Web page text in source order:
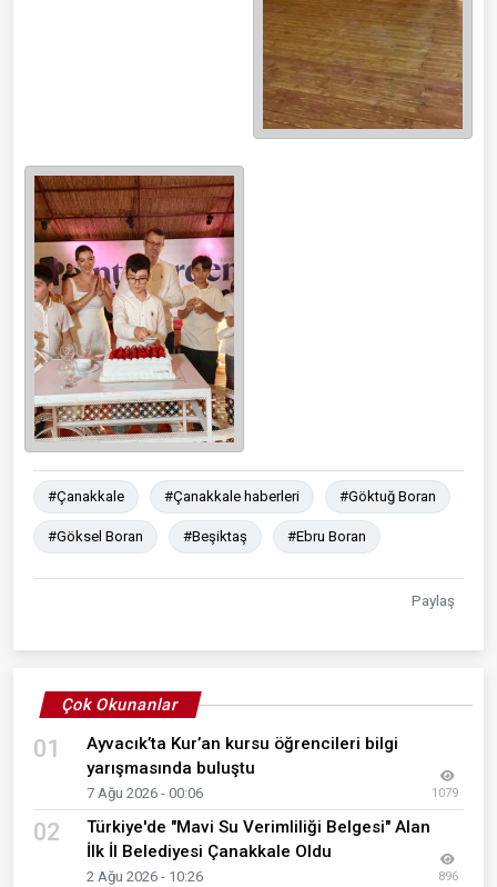
#Çanakkale #Çanakkale haberleri #Göktuğ Boran
#Göksel Boran #Beşiktaş #Ebru Boran
Paylaş
Çok Okunanlar
01
Ayvacık’ta Kur’an kursu öğrencileri bilgi
yarışmasında buluştu
7 Ağu 2026 - 00:06 1079
02
Türkiye'de "Mavi Su Verimliliği Belgesi" Alan
İlk İl Belediyesi Çanakkale Oldu
2 Ağu 2026 - 10:26 896